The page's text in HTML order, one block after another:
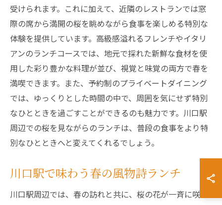
受けられます。これに加えて、近隣のレストランでは窓
際の席から満開の桜を眺めながら食事を楽しめる特別な
体験を提供しています。高級感溢れるフレンチやイタリ
アンのランチコースでは、地元で採れた新鮮な食材を使
用した彩り豊かな料理が並び、視覚と味覚の両方で春を
満喫できます。また、予約制のプライベートダイニング
では、ゆっくりとした時間の中で、周囲を気にせず特別
なひとときを過ごすことができるのも魅力です。川口駅
周辺での桜を見ながらのランチは、普段の食事をより特
別なひとときへと変えてくれるでしょう。
川口駅で味わう春の風物詩ランチ
川口駅周辺では、春の訪れと共に、桜の花が一斉に咲き